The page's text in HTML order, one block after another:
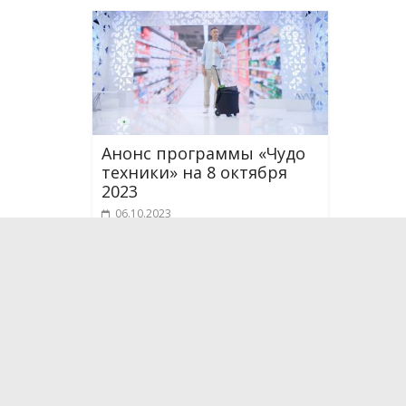
Анонс программы «Чудо
техники» на 8 октября
2023
06.10.2023